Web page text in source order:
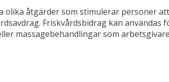
olika åtgärder som stimulerar personer
Friskvårdsbidrag kan
massagebehandlingar som